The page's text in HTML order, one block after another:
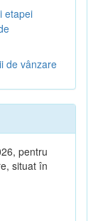
etapei
de vânzare
pentru
situat în